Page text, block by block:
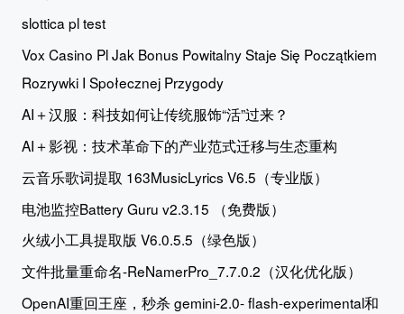
slottica pl test
Vox Casino Pl Jak Bonus Powitalny Staje Się Początkiem
Rozrywki I Społecznej Przygody
AI＋汉服：科技如何让传统服饰“活”过来？
AI＋影视：技术革命下的产业范式迁移与生态重构
云音乐歌词提取 163MusicLyrics V6.5（专业版）
电池监控Battery Guru v2.3.15 （免费版）
火绒小工具提取版 V6.0.5.5（绿色版）
文件批量重命名-ReNamerPro_7.7.0.2（汉化优化版）
OpenAI重回王座，秒杀 gemini-2.0- flash-experimental和